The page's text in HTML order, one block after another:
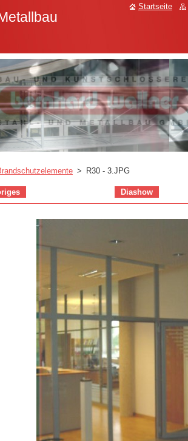
> R30 - 3.JPG
Diashow
Startseite